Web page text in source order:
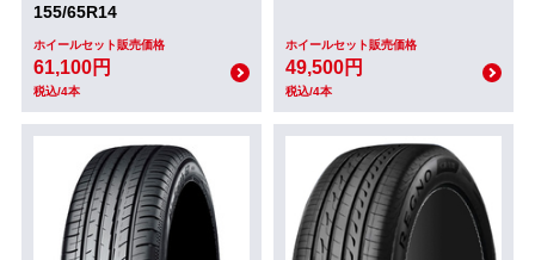
155/65R14
ホイールセット販売価格
61,100円
税込/4本
ホイールセット販売価格
49,500円
税込/4本